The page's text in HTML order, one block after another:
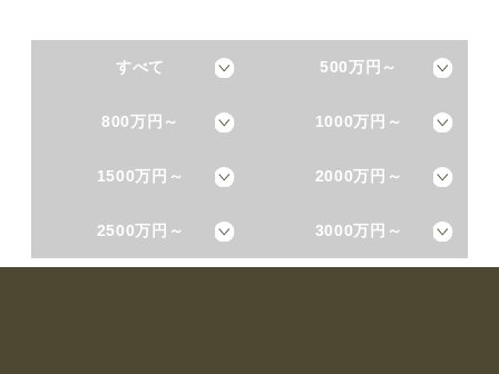
すべて 500万円～
800万円～ 1000万円～
1500万円～ 2000万円～
2500万円～ 3000万円～